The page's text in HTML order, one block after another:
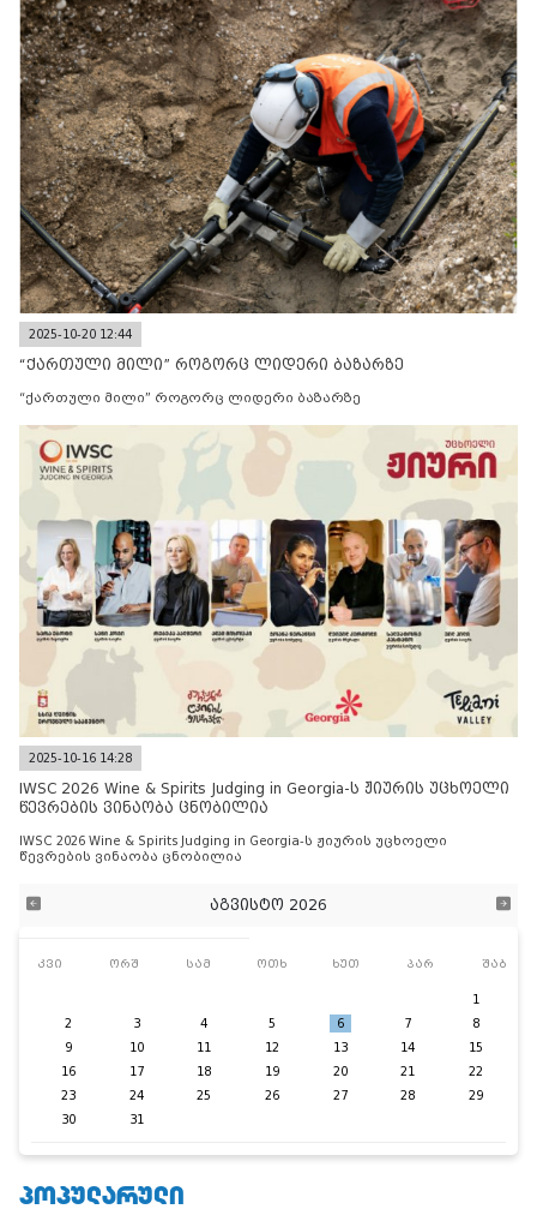
2025-10-20 12:44
“ქართული მილი” როგორც ლიდერი ბაზარზე
“ქართული მილი” როგორც ლიდერი ბაზარზე
2025-10-16 14:28
IWSC 2026 Wine & Spirits Judging in Georgia-ს ჟიურის უცხოელი
წევრების ვინაობა ცნობილია
IWSC 2026 Wine & Spirits Judging in Georgia-ს ჟიურის უცხოელი
წევრების ვინაობა ცნობილია
აგვისტო 2026
კვი ორშ სამ ოთხ ხუთ პარ შაბ
1
2
3 4 5 6 7
8
9
10 11 12 13 14
15
16
17 18 19 20 21
22
23
24 25 26 27 28
29
30
31
ᲞᲝᲞᲣᲚᲐᲠᲣᲚᲘ